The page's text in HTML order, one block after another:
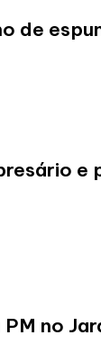
de
e
no